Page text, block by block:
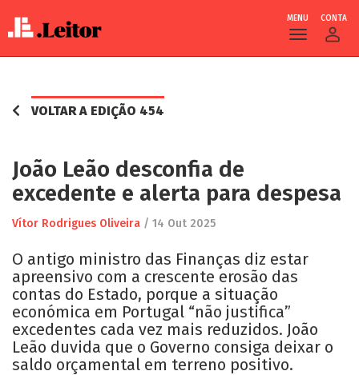
main
CONTA
MENU
VOLTAR A EDIÇÃO 454
João Leão desconfia de
excedente e alerta para despesa
Vítor Rodrigues Oliveira / 14 Out 2025
O antigo ministro das Finanças diz estar
apreensivo com a crescente erosão das
contas do Estado, porque a situação
económica em Portugal “não justifica”
excedentes cada vez mais reduzidos. João
Leão duvida que o Governo consiga deixar o
saldo orçamental em terreno positivo.